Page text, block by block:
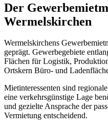
Der
Wermelskirchen
Wermelskirchens
geprägt. Gewerbegebiete
Flächen für Logistik,
Ortskern Büro- und
Mietinteressenten sind
eine verkehrsgünstige Lage
und gezielte Ansprache der
Vermietung entscheidend.